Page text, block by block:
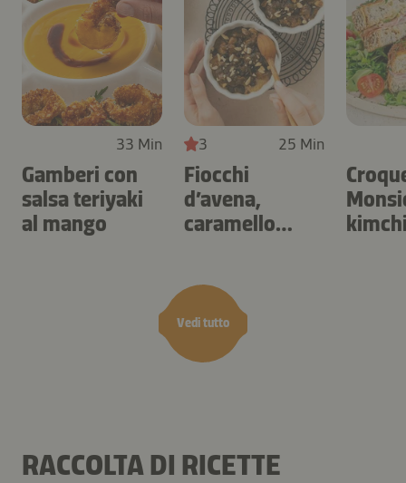
Vedi tutto
33 Min
Gamberi con
salsa teriyaki
al mango
3 25 Min
Fiocchi
d’avena,
caramello
RACCOLTA DI RICETTE